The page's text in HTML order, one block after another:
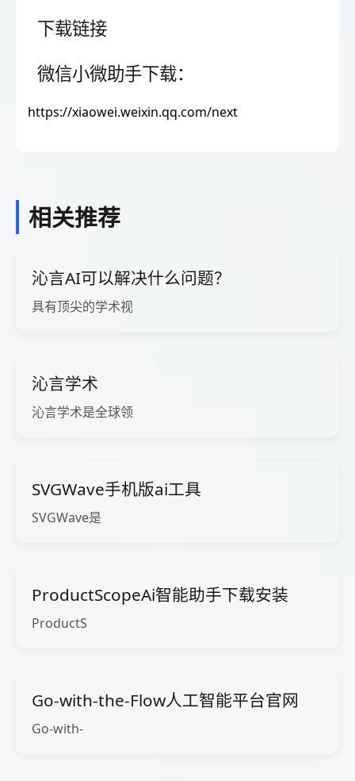
下载链接
微信小微助手下载：
https://xiaowei.weixin.qq.com/next
相关推荐
沁言AI可以解决什么问题？
具有顶尖的学术视
沁言学术
沁言学术是全球领
SVGWave手机版ai工具
SVGWave是
ProductScopeAi智能助手下载安装
ProductS
Go-with-the-Flow人工智能平台官网
Go-with-